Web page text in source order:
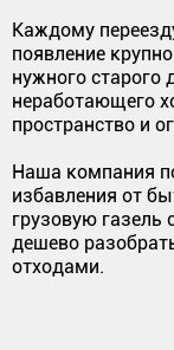
Каждому
появление
нужного старого
неработающего
пространство и
Наша компания
избавления от
грузовую газель
дешево
отходами.